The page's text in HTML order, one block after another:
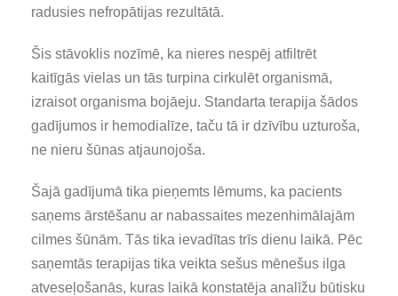
radusies nefropātijas rezultātā.
Šis stāvoklis nozīmē, ka nieres nespēj atfiltrēt
kaitīgās vielas un tās turpina cirkulēt organismā,
izraisot organisma bojāeju. Standarta terapija šādos
gadījumos ir hemodialīze, taču tā ir dzīvību uzturoša,
ne nieru šūnas atjaunojoša.
Šajā gadījumā tika pieņemts lēmums, ka pacients
saņems ārstēšanu ar nabassaites mezenhimālajām
cilmes šūnām. Tās tika ievadītas trīs dienu laikā. Pēc
saņemtās terapijas tika veikta sešus mēnešus ilga
atveseļošanās, kuras laikā konstatēja analīžu būtisku